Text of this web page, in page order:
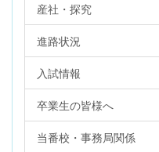
産社・探究
進路状況
入試情報
卒業生の皆様へ
当番校・事務局関係